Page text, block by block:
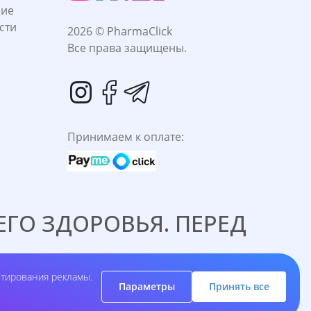
рекламы.
Параметры Принять все
2026 © PharmaClick
Все права защищены.
Принимаем к оплате:
ЗДОРОВЬЯ. ПЕРЕД
ВРАЧОМ.